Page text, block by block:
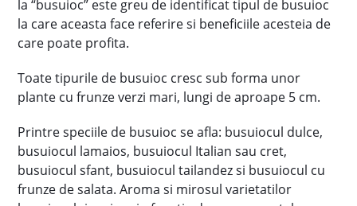
la “busuioc” este greu de identificat tipul de busuioc
la care aceasta face referire si beneficiile acesteia de
care poate profita.
Toate tipurile de busuioc cresc sub forma unor
plante cu frunze verzi mari, lungi de aproape 5 cm.
Printre speciile de busuioc se afla: busuiocul dulce,
busuiocul lamaios, busuiocul Italian sau cret,
busuiocul sfant, busuiocul tailandez si busuiocul cu
frunze de salata. Aroma si mirosul varietatilor